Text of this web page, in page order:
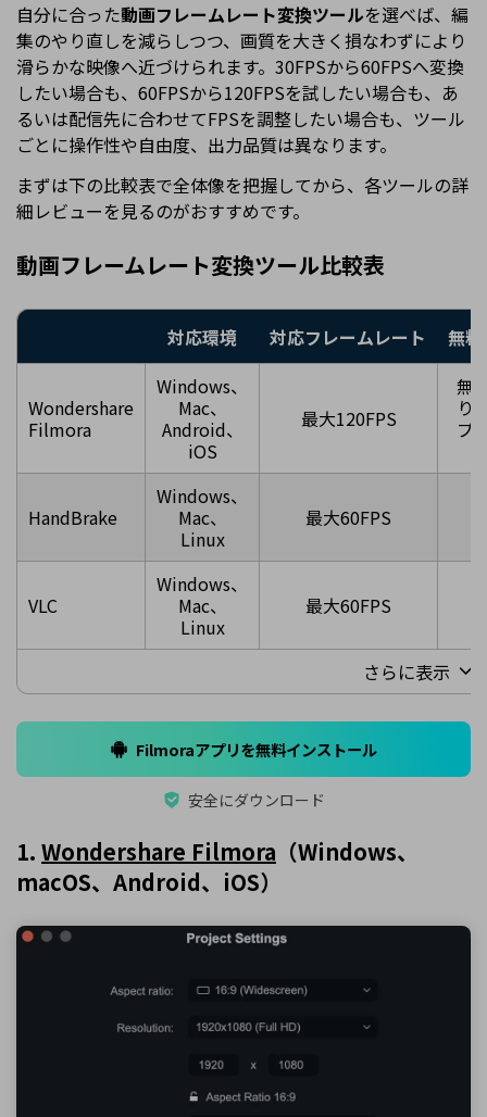
自分に合った動画フレームレート変換ツールを選べば、編
集のやり直しを減らしつつ、画質を大きく損なわずにより
滑らかな映像へ近づけられます。30FPSから60FPSへ変換
したい場合も、60FPSから120FPSを試したい場合も、あ
るいは配信先に合わせてFPSを調整したい場合も、ツール
ごとに操作性や自由度、出力品質は異なります。
まずは下の比較表で全体像を把握してから、各ツールの詳
細レビューを見るのがおすすめです。
動画フレームレート変換ツール比較表
対応環境 対応フレームレート 無
Wondershare
Filmora
Windows、
Mac、
Android、
iOS
最大120FPS
無
り
プ
HandBrake
Windows、
Mac、
Linux
最大60FPS
VLC
Windows、
Mac、
Linux
最大60FPS
さらに表示
Filmoraアプリを無料インストール
安全にダウンロード
1. Wondershare Filmora （Windows、
macOS、Android、iOS）